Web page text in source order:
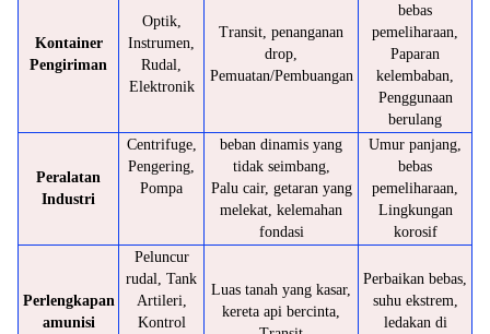
Kontainer
Pengiriman
Optik,
Instrumen,
Rudal,
Elektronik
Transit, penanganan
drop,
Pemuatan/Pembuangan
bebas
pemeliharaan,
Paparan
kelembaban,
Penggunaan
berulang
Peralatan
Industri
Centrifuge,
Pengering,
Pompa
beban dinamis yang
tidak seimbang,
Palu cair, getaran yang
melekat, kelemahan
fondasi
Umur panjang,
bebas
pemeliharaan,
Lingkungan
korosif
Perlengkapan
amunisi
Peluncur
rudal, Tank
Artileri,
Kontrol
Luas tanah yang kasar,
kereta api bercinta,
Perbaikan bebas,
suhu ekstrem,
ledakan di